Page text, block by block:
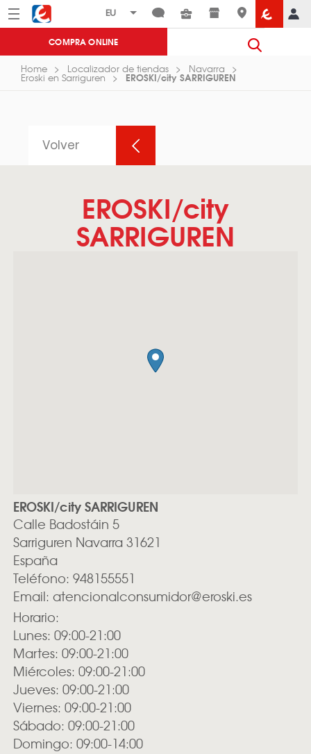
Menú Eroski
COMPRA ONLINE
Home Localizador de tiendas Navarra
Eroski en Sarriguren EROSKI/city SARRIGUREN
Volver
EROSKI/city
SARRIGUREN
EROSKI/city SARRIGUREN
Calle Badostáin 5
Sarriguren Navarra 31621
España
Teléfono: 948155551
Email: atencionalconsumidor@eroski.es
Horario:
Lunes: 09:00-21:00
Martes: 09:00-21:00
Miércoles: 09:00-21:00
Jueves: 09:00-21:00
Viernes: 09:00-21:00
Sábado: 09:00-21:00
Domingo: 09:00-14:00